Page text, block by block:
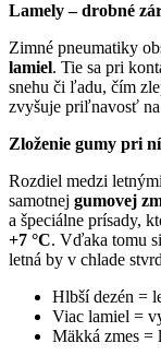
Lamely – drobné
Zimné pneumatiky
lamiel. Tie sa pri
snehu či ľadu, čím
zvyšuje priľnavosť na
Zloženie gumy pri
Rozdiel medzi
samotnej gumovej
a špeciálne prísady,
+7 °C. Vďaka tomu
letná by v chlade
Hlbší dezén =
Viac lamiel =
Mäkká zmes =